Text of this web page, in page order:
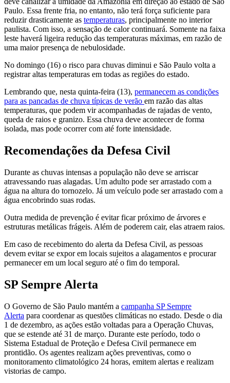
Paulo. Essa frente fria, no entanto, não terá força suficiente para
reduzir drasticamente as temperaturas, principalmente no interior
paulista. Com isso, a sensação de calor continuará. Somente na faixa
leste haverá ligeira redução das temperaturas máximas, em razão de
uma maior presença de nebulosidade.
No domingo (16) o risco para chuvas diminui e São Paulo volta a
registrar altas temperaturas em todas as regiões do estado.
Lembrando que, nesta quinta-feira (13), permanecem as condições
para as pancadas de chuva típicas de verão em razão das altas
temperaturas, que podem vir acompanhadas de rajadas de vento,
queda de raios e granizo. Essa chuva deve acontecer de forma
isolada, mas pode ocorrer com até forte intensidade.
Recomendações da Defesa Civil
Durante as chuvas intensas a população não deve se arriscar
atravessando ruas alagadas. Um adulto pode ser arrastado com a
água na altura do tornozelo. Já um veículo pode ser arrastado com a
água encobrindo suas rodas.
Outra medida de prevenção é evitar ficar próximo de árvores e
estruturas metálicas frágeis. Além de poderem cair, elas atraem raios.
Em caso de recebimento do alerta da Defesa Civil, as pessoas
devem evitar se expor em locais sujeitos a alagamentos e procurar
permanecer em um local seguro até o fim do temporal.
SP Sempre Alerta
O Governo de São Paulo mantém a campanha SP Sempre
Alerta para coordenar as questões climáticas no estado. Desde o dia
1 de dezembro, as ações estão voltadas para a Operação Chuvas,
que se estende até 31 de março. Durante este período, todo o
Sistema Estadual de Proteção e Defesa Civil permanece em
prontidão. Os agentes realizam ações preventivas, como o
monitoramento climatológico 24 horas, emitem alertas e realizam
vistorias de campo.